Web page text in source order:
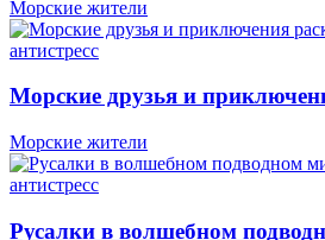
Морские жители
Морские друзья и
Морские жители
Русалки в волшебном